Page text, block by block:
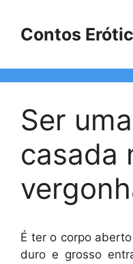
Contos
Ser
casada
É ter o corpo
duro e grosso